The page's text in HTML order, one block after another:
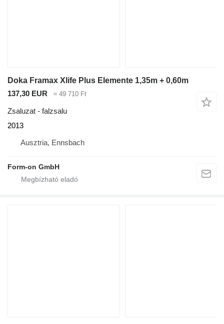
Doka Framax Xlife Plus Elemente 1,35m + 0,60m
137,30 EUR
≈ 49 710 Ft
Zsaluzat - falzsalu
2013
Ausztria, Ennsbach
Form-on GmbH